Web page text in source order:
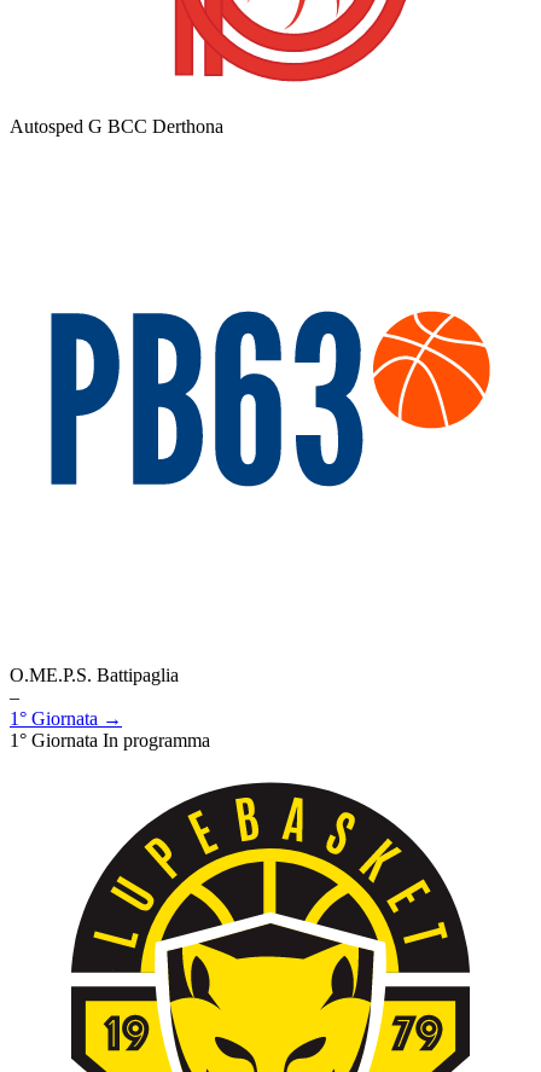
Autosped G BCC Derthona
O.ME.P.S. Battipaglia
–
1° Giornata →
1° Giornata In programma